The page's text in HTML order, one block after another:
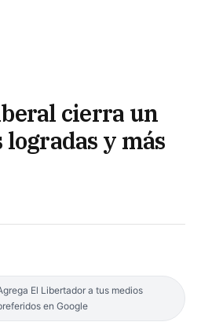
cierra un
logradas y más
El Libertador a tus medios
en Google